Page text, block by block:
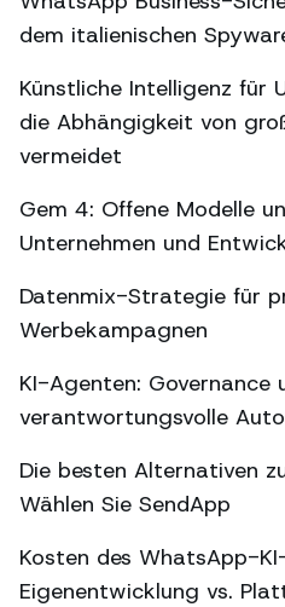
dem italienischen
Künstliche Intelligenz für
die Abhängigkeit von
vermeidet
Gem 4: Offene Modelle
Unternehmen und
Datenmix-Strategie für
Werbekampagnen
KI-Agenten: Governance
verantwortungsvolle
Die besten Alternativen
Wählen Sie SendApp
Kosten des WhatsApp-
Eigenentwicklung vs.